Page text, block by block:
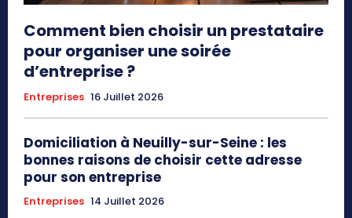
Comment bien choisir un prestataire
pour organiser une soirée
d’entreprise ?
Entreprises 16 Juillet 2026
Domiciliation à Neuilly-sur-Seine : les
bonnes raisons de choisir cette adresse
pour son entreprise
Entreprises 14 Juillet 2026